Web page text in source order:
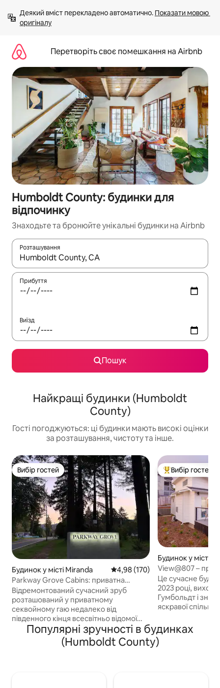
вмісту
Деякий вміст перекладено автоматично. Показати мовою
оригіналу
Перетворіть своє помешкання на Airbnb
Humboldt County: будинки для
відпочинку
Знаходьте та бронюйте унікальні будинки на Airbnb
Розташування
Отримавши результати пошуку, використовуйте для
Прибуття
Виїзд
Пошук
Найкращі будинки (Humboldt
County)
Гості погоджуються: ці будинки мають високі оцінки
за розташування, чистоту та інше.
Вибір гостей
Вибір гостей
Будинок у місті Miranda Середня оцінка: 4,98 з 5,
4,98 (170)
Parkway Grove Cabins: приватна
гідромасажна ванна та спа-душ
Відремонтований сучасний зруб
розташований у приватному
секвойному гаю недалеко від
південного кінця всесвітньо відомої
«Авеню гігантів» у місті Міранда.
Ідеальне місце для відпочинку та
розслаблення після довгого дня
Топ вибір гостей
Вибір гостей
Будинок у місті
View@807 –
університету
Це сучасне
2023 році,
Гумбольдт і
яскравої
Arcata Plaza, Cal
Community
бейсбольного
Популярні зручності в будинках
(Humboldt County)